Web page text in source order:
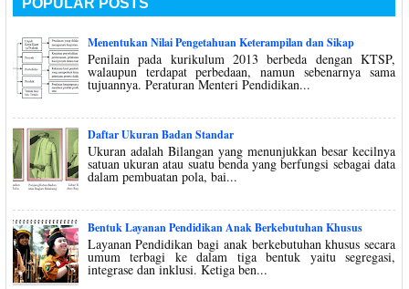
POPULAR POSTS
Menentukan Nilai Pengetahuan Keterampilan dan Sikap
Penilain pada kurikulum 2013 berbeda dengan KTSP,
walaupun terdapat perbedaan, namun sebenarnya sama
tujuannya. Peraturan Menteri Pendidikan...
Daftar Ukuran Badan Standar
Ukuran adalah Bilangan yang menunjukkan besar kecilnya
satuan ukuran atau suatu benda yang berfungsi sebagai data
dalam pembuatan pola, bai...
Bentuk Layanan Pendidikan Anak Berkebutuhan Khusus
Layanan Pendidikan bagi anak berkebutuhan khusus secara
umum terbagi ke dalam tiga bentuk yaitu segregasi,
integrase dan inklusi. Ketiga ben...